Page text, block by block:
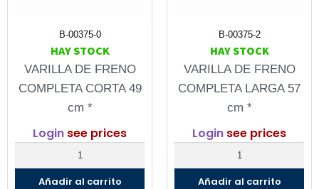
B-00375-0
HAY STOCK
VARILLA DE FRENO
COMPLETA CORTA 49
cm *
Login see prices
Añadir al carrito
B-00375-2
HAY STOCK
VARILLA DE FRENO
COMPLETA LARGA 57
cm *
Login see prices
Añadir al carrito